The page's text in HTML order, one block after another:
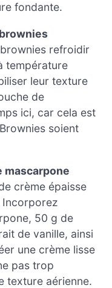
fondante.
refroidir
température
leur texture
de
ici, car cela est
soient
mascarpone
crème épaisse
Incorporez
50 g de
de vanille, ainsi
une crème lisse
pas trop
texture aérienne.